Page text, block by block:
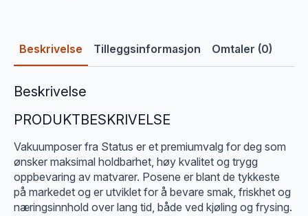
Beskrivelse Tilleggsinformasjon Omtaler (0)
Beskrivelse
PRODUKTBESKRIVELSE
Vakuumposer fra Status er et premiumvalg for deg som
ønsker maksimal holdbarhet, høy kvalitet og trygg
oppbevaring av matvarer. Posene er blant de tykkeste
på markedet og er utviklet for å bevare smak, friskhet og
næringsinnhold over lang tid, både ved kjøling og frysing.